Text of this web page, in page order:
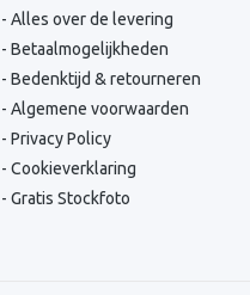
Alles over de levering
Betaalmogelijkheden
Bedenktijd & retourneren
Algemene voorwaarden
Privacy Policy
Cookieverklaring
Gratis Stockfoto